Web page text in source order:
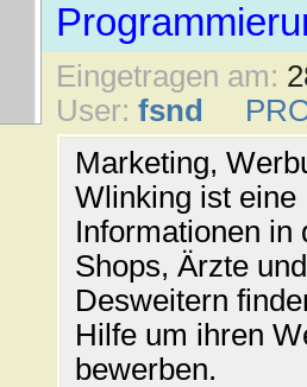
Eingetragen am:
User: fsnd
Marketing,
Wlinking ist eine
Informationen in
Shops, Ärzte
Desweitern
Hilfe um ihren
bewerben.